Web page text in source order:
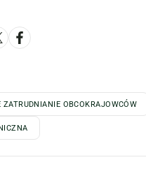
ZATRUDNIANIE OBCOKRAJOWCÓW